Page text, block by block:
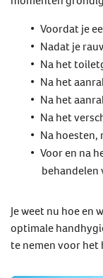
Voordat je
Nadat je
Na het
Na het
Na het
Na het
Na hoesten,
Voor en na
behandelen
Je weet nu hoe en
optimale
te nemen voor het